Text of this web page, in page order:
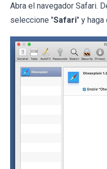
Abra el navegador Safari.
seleccione "Safari" y haga